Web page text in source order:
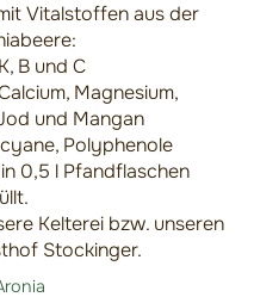
Vitalstoffen aus der
B und C
Magnesium,
und Mangan
Polyphenole
0,5 l Pfandflaschen
Kelterei bzw. unseren
Stockinger.